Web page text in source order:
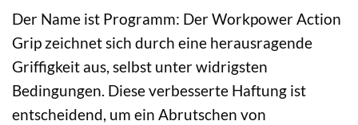
Der Name ist Programm: Der Workpower Action
Grip zeichnet sich durch eine herausragende
Griffigkeit aus, selbst unter widrigsten
Bedingungen. Diese verbesserte Haftung ist
entscheidend, um ein Abrutschen von